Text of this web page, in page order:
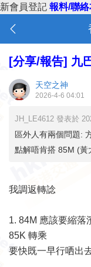
新會員登記 報料/聯
[分享/報告] 九
天空之神
2026-4-6 04:01
JH_LE4612 發表於
區外人有兩個問題:
點解唔肯搭 85M (黃
我調返轉諗
1. 84M 應該要縮落
85K 轉乘
要快既一早行哂出